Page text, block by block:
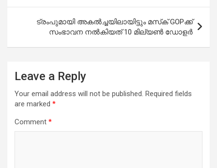
ട്രംപുമായി അകൽച്ചയിലായിട്ടും മസ്‌ക് GOPക്ക്
സംഭാവന നൽകിയത് 10 മില്യൺ ഡോളർ
Leave a Reply
Your email address will not be published. Required fields
are marked *
Comment *